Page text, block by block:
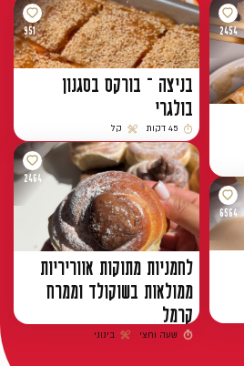
2454
951
בניצה – בורקס בסגנון
בולגרי
זמן הכנה
45 דקות
רמת קושי
קל
6564
2464
לחמניות מתוקות אווריריות
ממולאות בשוקולד וממרח
קרמל
זמן הכנה
שעה וחצי
רמת קושי
בינוני